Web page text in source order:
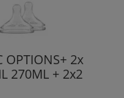
OPTIONS+ 2x
270ML + 2x2